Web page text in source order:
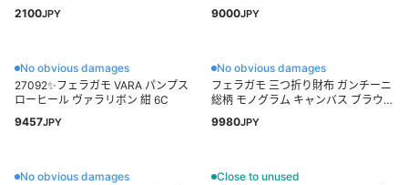
2100JPY
9000JPY
No obvious damages
27092✨フェラガモ VARA パンプス
ローヒール ヴァラリボン 紺 6C
9457JPY
No obvious damages
フェラガモ 三つ折り財布 ガンチーニ
総柄 モノグラム キャンバス ブラウ
9980JPY
No obvious damages
Close to unused